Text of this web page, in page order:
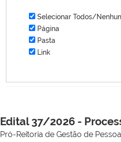
Selecionar Todos/
Página
Pasta
Link
Edital 37/2026 -
Pró-Reitoria de Gestão de